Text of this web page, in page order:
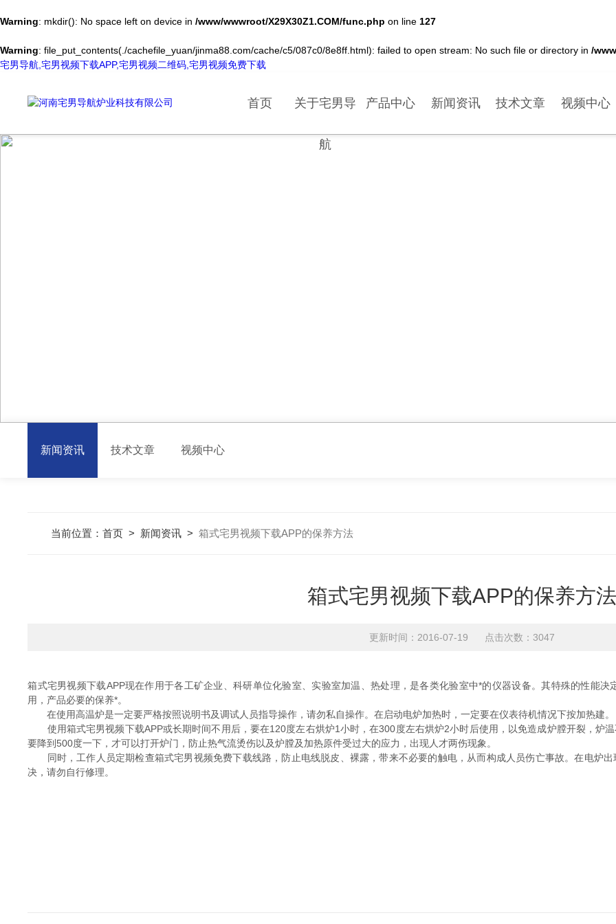
Warning: mkdir(): No space left on device in /www/wwwroot/X29X30Z1.COM/func.php on line 127
Warning: file_put_contents(./cachefile_yuan/jinma88.com/cache/c5/087c0/8e8ff.html): failed to open stream: No such file or directory in /
宅男导航,宅男视频下载APP,宅男视频二维码,宅男视频免费下载
首页 关于宅男导
航
产品中心 新闻资讯 技术文章 视频中心
新闻资讯 技术文章 视频中心
当前位置：首页 > 新闻资讯 >箱式宅男视频下载APP的保养方法
箱式宅男视频下载APP的保养方法
更新时间：2016-07-19 点击次数：3047
箱式宅男视频下载APP现在作用于各工矿企业、科研单位化验室、实验室加温、热处理，是各类化验室中*的仪器设备。其特殊的性能
用，产品必要的保养*。
在使用高温炉是一定要严格按照说明书及调试人员指导操作，请勿私自操作。在启动电炉加热时，一定要在仪表待机情况下按加热建。
使用箱式宅男视频下载APP或长期时间不用后，要在120度左右烘炉1小时，在300度左右烘炉2小时后使用，以免造成炉膛开裂，炉
要降到500度一下，才可以打开炉门，防止热气流烫伤以及炉膛及加热原件受过大的应力，出现人才两伤现象。
同时，工作人员定期检查箱式宅男视频免费下载线路，防止电线脱皮、裸露，带来不必要的触电，从而构成人员伤亡事故。在电炉
决，请勿自行修理。